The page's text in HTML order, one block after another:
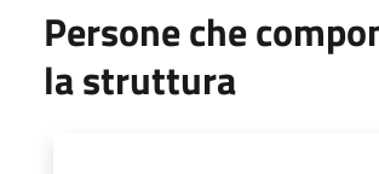
Persone che
la struttura